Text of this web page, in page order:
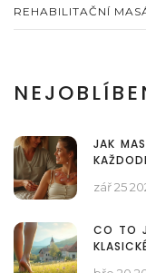
REHABILITAČNÍ
JAK
zář 25
CO TO